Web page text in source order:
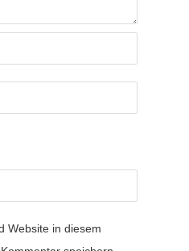
Website in diesem